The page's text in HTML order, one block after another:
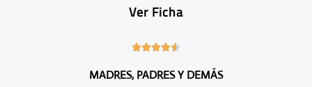
Ver Ficha

6
MADRES, PADRES Y DEMÁS